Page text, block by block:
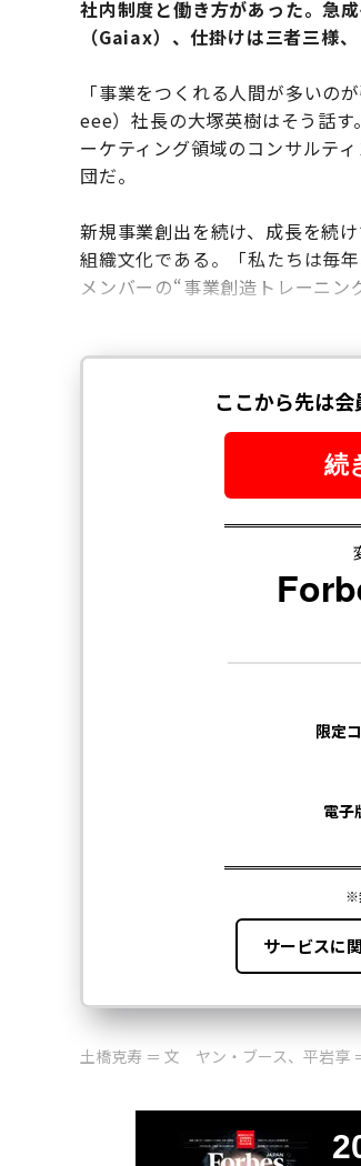
社内制度と働き方があった。急
（Gaiax）、仕掛けは三者三様
「事業をつくれる人間が多いの
eee）社長の大塚英樹はそう話
ーケティング領域のコンサルテ
団だ。
新規事業創出を続け、成長を続
組織文化である。「私たちは毎
メンバーの“事業創造トレーニン
土橋克寿 ＝ 文 ヤン・ブース、平岩享